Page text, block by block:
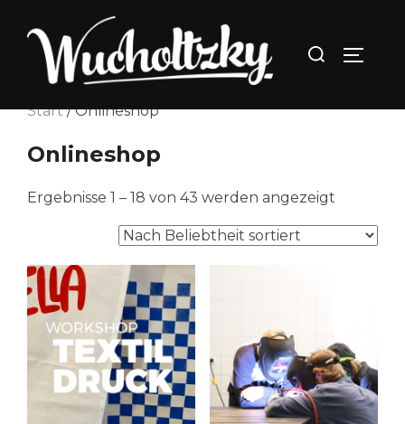
Inhalt
springen
Suchen
Start/ Onlineshop
Onlineshop
Ergebnisse 1 – 18 von 43 werden angezeigt
sortiert